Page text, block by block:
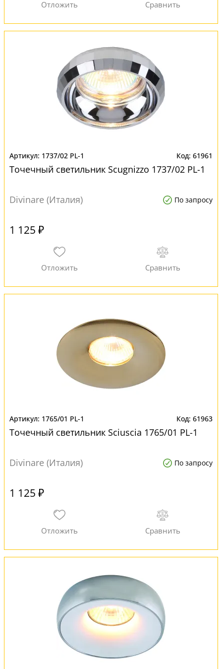
1737/02 PL-1 61961
Точечный светильник Scugnizzo 1737/02 PL-1
Divinare (Италия) По запросу
1 125 ₽
1765/01 PL-1 61963
Точечный светильник Sciuscia 1765/01 PL-1
Divinare (Италия) По запросу
1 125 ₽